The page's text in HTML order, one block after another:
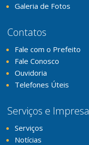
Galeria de Fotos
Contatos
Fale com o Prefeito
Fale Conosco
Ouvidoria
Telefones Úteis
Serviços e Impresa
Serviços
Notícias